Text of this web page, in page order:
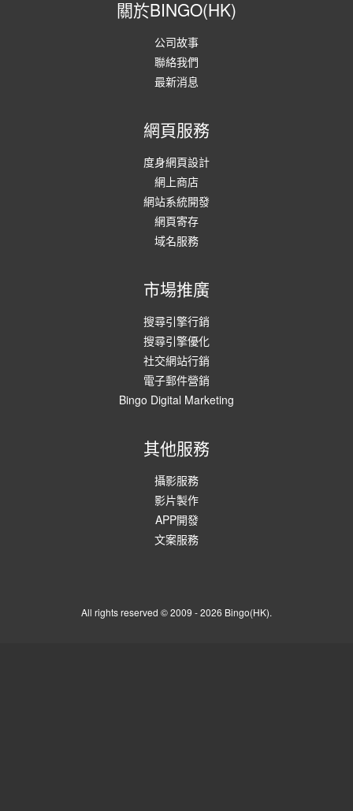
關於BINGO(HK)
公司故事
聯絡我們
最新消息
網頁服務
度身網頁設計
網上商店
網站系統開發
網頁寄存
域名服務
市場推廣
搜尋引擎行銷
搜尋引擎優化
社交網站行銷
電子郵件營銷
Bingo Digital Marketing
其他服務
攝影服務
影片製作
APP開發
文案服務
All rights reserved © 2009 - 2026 Bingo(HK).